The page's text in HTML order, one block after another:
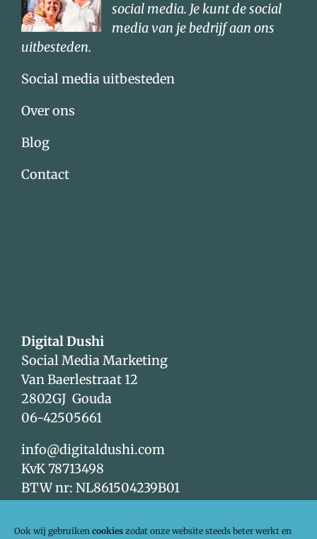
Ook wij gebruiken cookies zodat onze website steeds beter werkt en
social media. Je kunt de social
media van je bedrijf aan ons
uitbesteden.
Social media uitbesteden
Over ons
Blog
Contact
Digital Dushi
Social Media Marketing
Van Baerlestraat 12
2802GJ Gouda
06-42505661
info@digitaldushi.com
KvK 78713498
BTW nr: NL861504239B01